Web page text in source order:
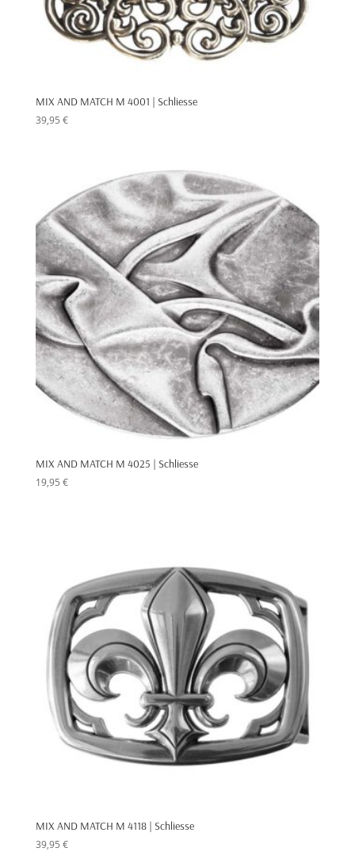
MIX AND MATCH M 4001 | Schliesse
39,95 €
MIX AND MATCH M 4025 | Schliesse
19,95 €
MIX AND MATCH M 4118 | Schliesse
39,95 €